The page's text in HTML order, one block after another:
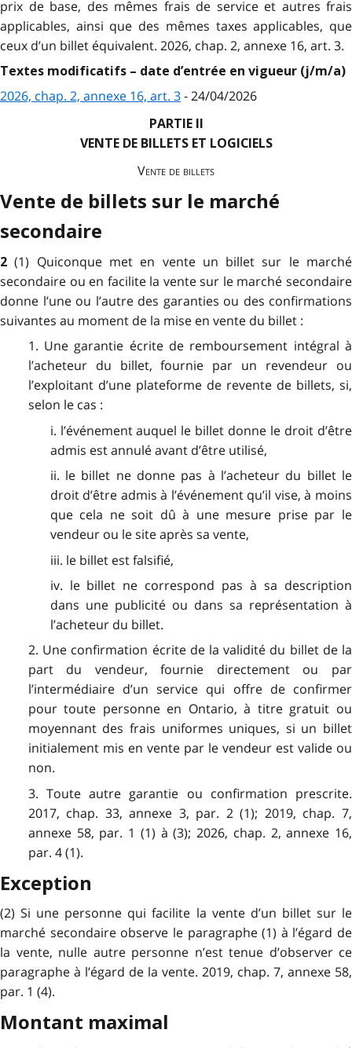
prix de base, des mêmes frais de service et autres frais
applicables, ainsi que des mêmes taxes applicables, que
ceux d’un billet équivalent. 2026, chap. 2, annexe 16, art. 3.
Textes modificatifs – date d’entrée en vigueur (j/m/a)
2026, chap. 2, annexe 16, art. 3- 24/04/2026
PARTIE II
VENTE DE BILLETS ET LOGICIELS
Vente de billets
Vente de billets sur le marché
secondaire
2(1) Quiconque met en vente un billet sur le marché
secondaire ou en facilite la vente sur le marché secondaire
donne l’une ou l’autre des garanties ou des confirmations
suivantes au moment de la mise en vente du billet :
1. Une garantie écrite de remboursement intégral à
l’acheteur du billet, fournie par un revendeur ou
l’exploitant d’une plateforme de revente de billets, si,
selon le cas :
i. l’événement auquel le billet donne le droit d’être
admis est annulé avant d’être utilisé,
ii. le billet ne donne pas à l’acheteur du billet le
droit d’être admis à l’événement qu’il vise, à moins
que cela ne soit dû à une mesure prise par le
vendeur ou le site après sa vente,
iii. le billet est falsifié,
iv. le billet ne correspond pas à sa description
dans une publicité ou dans sa représentation à
l’acheteur du billet.
2. Une confirmation écrite de la validité du billet de la
part du vendeur, fournie directement ou par
l’intermédiaire d’un service qui offre de confirmer
pour toute personne en Ontario, à titre gratuit ou
moyennant des frais uniformes uniques, si un billet
initialement mis en vente par le vendeur est valide ou
non.
3. Toute autre garantie ou confirmation prescrite.
2017, chap. 33, annexe 3, par. 2 (1); 2019, chap. 7,
annexe 58, par. 1 (1) à (3); 2026, chap. 2, annexe 16,
par. 4 (1).
Exception
(2) Si une personne qui facilite la vente d’un billet sur le
marché secondaire observe le paragraphe (1) à l’égard de
la vente, nulle autre personne n’est tenue d’observer ce
paragraphe à l’égard de la vente. 2019, chap. 7, annexe 58,
par. 1 (4).
Montant maximal